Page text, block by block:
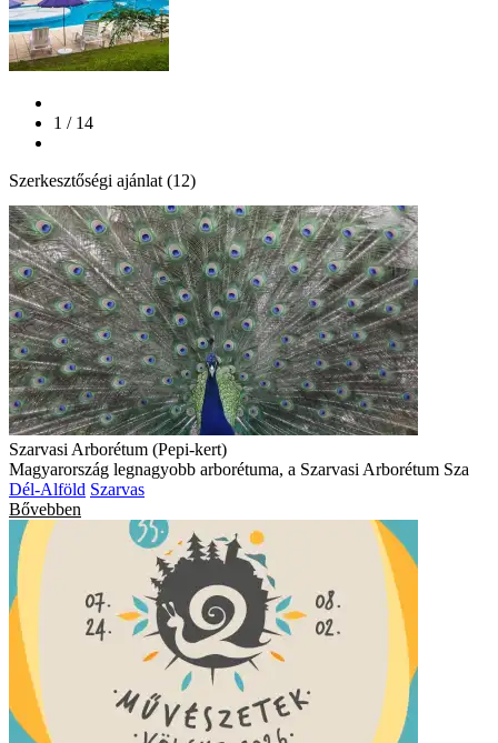
1 / 14
Szerkesztőségi ajánlat (12)
Szarvasi Arborétum (Pepi-kert)
Magyarország legnagyobb arborétuma, a Szarvasi Arborétum Sza
Dél-Alföld Szarvas
Bővebben